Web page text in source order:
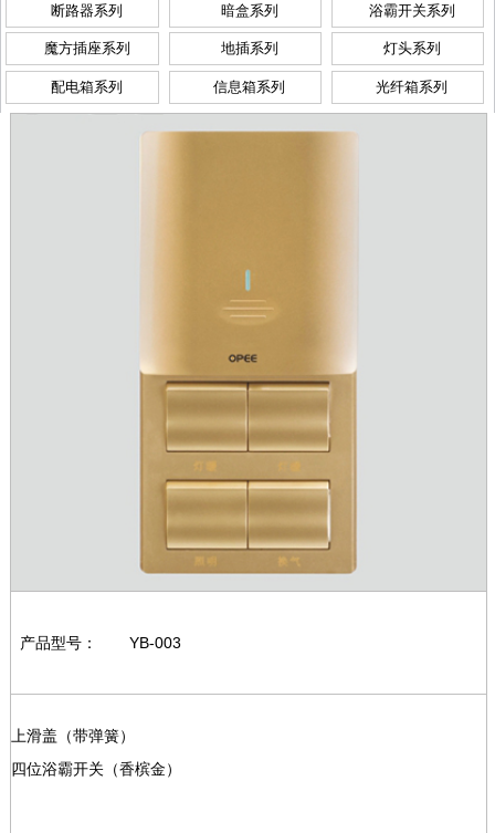
断路器系列 暗盒系列 浴霸开关系列
魔方插座系列 地插系列 灯头系列
配电箱系列 信息箱系列 光纤箱系列
产品型号： YB-003
上滑盖（带弹簧）
四位浴霸开关（香槟金）